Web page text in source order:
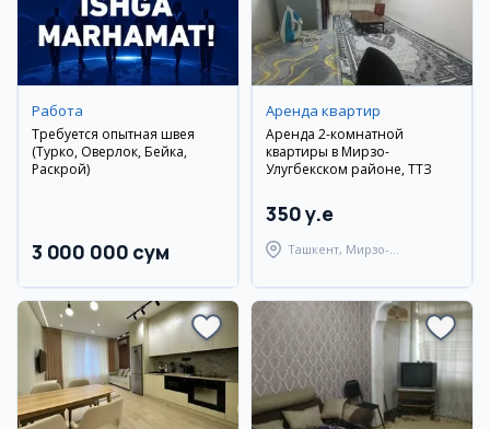
Работа
Требуется опытная швея
(Турко, Оверлок, Бейка,
Раскрой)
3 000 000 сум
Аренда квартир
Аренда 2-комнатной
квартиры в Мирзо-
Улугбекском районе, ТТЗ
350 y.e
Ташкент, Мирзо-